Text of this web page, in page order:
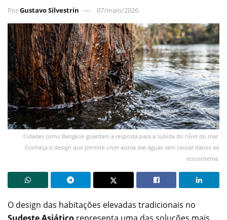
PorGustavo Silvestrin 07/maio/2026
Cidades como Bangkok guardam a resposta para a subida do nível do mar.
Conheça o design que permite viver acima das águas sem causar danos ao
ecossistema.
O design das habitações elevadas tradicionais no